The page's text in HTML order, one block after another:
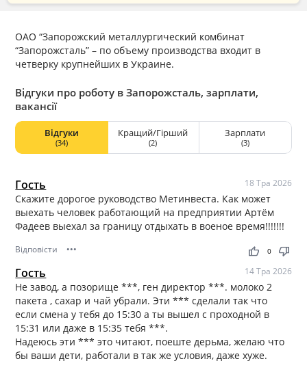
ОАО “Запорожский металлургический комбинат
“Запорожсталь” – по объему производства входит в
четверку крупнейших в Украине.
Відгуки про роботу в Запорожсталь, зарплати,
вакансії
Відгуки
(34)
Кращий/Гірший
(2)
Зарплати
(3)
Гость 18 Тра 2026
Скажите дорогое руководство Метинвеста. Как может
выехать человек работающий на предприятии Артём
Фадеев выехал за границу отдыхать в военое время!!!!!!!
Відповісти ••• thumb_up thumb_down
0
Гость 14 Тра 2026
Не завод, а позорище ***, ген директор ***. молоко 2
пакета , сахар и чай убрали. Эти *** сделали так что
если смена у тебя до 15:30 а ты вышел с проходной в
15:31 или даже в 15:35 тебя ***.
Надеюсь эти *** это читают, поеште дерьма, желаю что
бы ваши дети, работали в так же условия, даже хуже.